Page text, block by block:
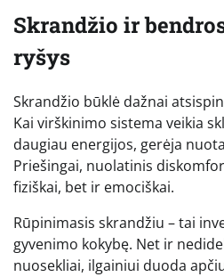
Skrandžio ir
ryšys
Skrandžio būklė dažnai
Kai virškinimo sistema veikia
daugiau energijos, gerėja
Priešingai, nuolatinis
fiziškai, bet ir emociškai.
Rūpinimasis skrandžiu – tai
gyvenimo kokybę. Net ir
nuosekliai, ilgainiui duoda